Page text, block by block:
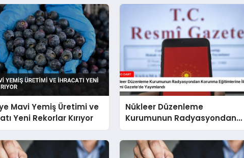
Mavi Yemiş Üretimi ve
Yeni Rekorlar Kırıyor
Nükleer Düzenleme
Kurumunun Radyasyondan
Korunma Eğitimlerine İlişkin
Yönetmelik Resmi Gazete’de
Yayımlandı